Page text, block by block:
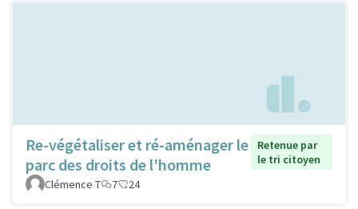
Re-végétaliser et ré-aménager le
parc des droits de l'homme
Retenue par
le tri citoyen
Clémence T
7 24